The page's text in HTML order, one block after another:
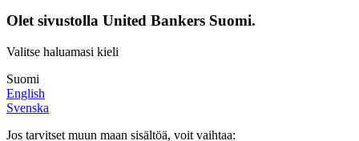
Olet sivustolla United Bankers Suomi.
Valitse haluamasi kieli
Suomi
English
Svenska
Jos tarvitset muun maan sisältöä, voit vaihtaa: